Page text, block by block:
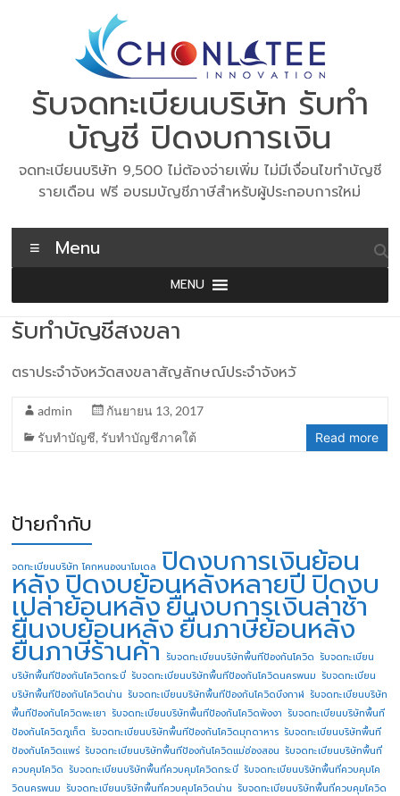
รับจดทะเบียนบริษัท รับทำ
บัญชี ปิดงบการเงิน
จดทะเบียนบริษัท 9,500 ไม่ต้องจ่ายเพิ่ม ไม่มีเงื่อนไขทำบัญชี
รายเดือน ฟรี อบรมบัญชีภาษีสำหรับผู้ประกอบการใหม่
Menu
MENU
รับทำบัญชีสงขลา
ตราประจำจังหวัดสงขลาสัญลักษณ์ประจำจังหวั
admin
กันยายน 13, 2017
รับทำบัญชี, รับทำบัญชีภาคใต้ Read more
ป้ายกำกับ
จดทะเบียนบริษัท โคกหนองนาโมเดล ปิดงบการเงินย้อน
หลังปิดงบย้อนหลังหลายปี ปิดงบ
เปล่าย้อนหลังยื่นงบการเงินล่าช้า
ยื่นงบย้อนหลังยื่นภาษีย้อนหลัง
ยื่นภาษีร้านค้า รับจดทะเบียนบริษัทพื้นทีป้องกันโควิด รับจดทะเบียน
บริษัทพื้นทีป้องกันโควิดกระบี่ รับจดทะเบียนบริษัทพื้นทีป้องกันโควิดนครพนม รับจดทะเบียน
บริษัทพื้นทีป้องกันโควิดน่าน รับจดทะเบียนบริษัทพื้นทีป้องกันโควิดบึงกาฬ รับจดทะเบียนบริษัท
พื้นทีป้องกันโควิดพะเยา รับจดทะเบียนบริษัทพื้นทีป้องกันโควิดพังงา รับจดทะเบียนบริษัทพื้นที
ป้องกันโควิดภูเก็ต รับจดทะเบียนบริษัทพื้นทีป้องกันโควิดมุกดาหาร รับจดทะเบียนบริษัทพื้นที
ป้องกันโควิดแพร่ รับจดทะเบียนบริษัทพื้นทีป้องกันโควิดแม่ฮ่องสอน รับจดทะเบียนบริษัทพื้นที่
ควบคุมโควิด รับจดทะเบียนบริษัทพื้นที่ควบคุมโควิดกระบี่ รับจดทะเบียนบริษัทพื้นที่ควบคุมโค
วิดนครพนม รับจดทะเบียนบริษัทพื้นที่ควบคุมโควิดน่าน รับจดทะเบียนบริษัทพื้นที่ควบคุมโควิด